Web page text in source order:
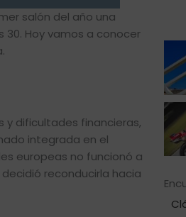
salón del año una
30. Hoy vamos a conocer
y dificultades financieras,
integrada en el
europeas no funcionó a
reconducirla hacia